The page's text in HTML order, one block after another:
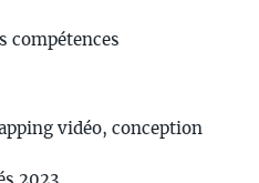
compétences
vidéo, conception